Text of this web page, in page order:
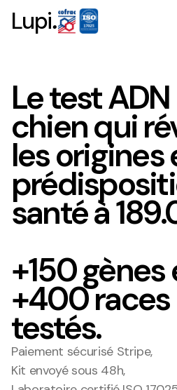
Lupi.
Le test
chien qui
les origines
santé à
+150 gènes
+400 races
testés.
Paiement sécurisé Stripe,
Kit envoyé sous 48h,